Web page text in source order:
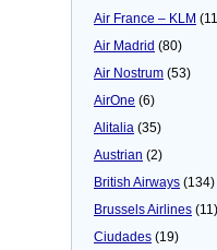
Air France – KLM
Air Madrid (80)
Air Nostrum (53)
AirOne (6)
Alitalia (35)
Austrian (2)
British Airways (134)
Brussels Airlines (11)
Ciudades (19)